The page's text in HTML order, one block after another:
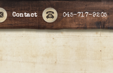
045-717-9205
Contact